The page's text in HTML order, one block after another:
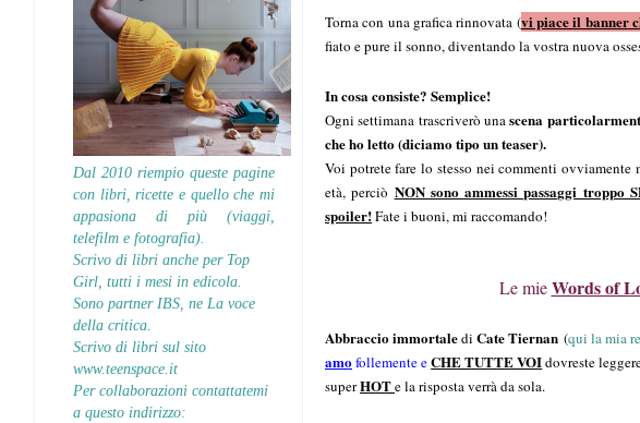
Torna con una grafica rinnovata (vi piace il banner
fiato e pure il sonno, diventando la vostra nuova
In cosa consiste? Semplice!
Ogni settimana trascriverò unascena
che ho letto (diciamo tipo un teaser).
Voi potrete fare lo stesso nei commenti
età, perciò NON sono ammessi passaggi
spoiler!Fate i buoni, mi raccomando!
Le mieWords of
Abbraccio immortalediCate Tiernan (qui la mia
amofollemente eCHE TUTTE VOIdovreste
superHOTe la risposta verrà da sola.
Dal 2010 riempio queste pagine
con libri, ricette e quello che mi
appasiona di più (viaggi,
telefilm e fotografia).
Scrivo di libri anche per Top
Girl, tutti i mesi in edicola.
Sono partner IBS, ne La voce
della critica.
Scrivo di libri sul sito
www.teenspace.it
Per collaborazioni contattatemi
a questo indirizzo: